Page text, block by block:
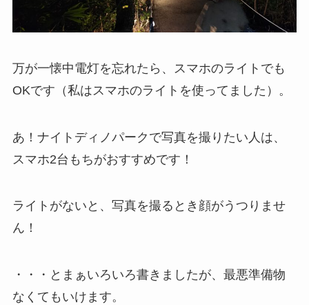
万が一懐中電灯を忘れたら、スマホのライトでも
OKです（私はスマホのライトを使ってました）。
あ！ナイトディノパークで写真を撮りたい人は、
スマホ2台もちがおすすめです！
ライトがないと、写真を撮るとき顔がうつりませ
ん！
・・・とまぁいろいろ書きましたが、最悪準備物
なくてもいけます。